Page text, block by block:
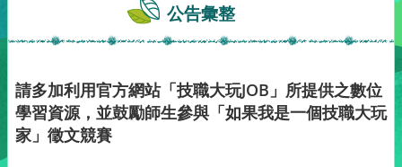
公告彙整
請多加利用官方網站「技職大玩JOB」所提供之數位
學習資源，並鼓勵師生參與「如果我是一個技職大玩
家」徵文競賽